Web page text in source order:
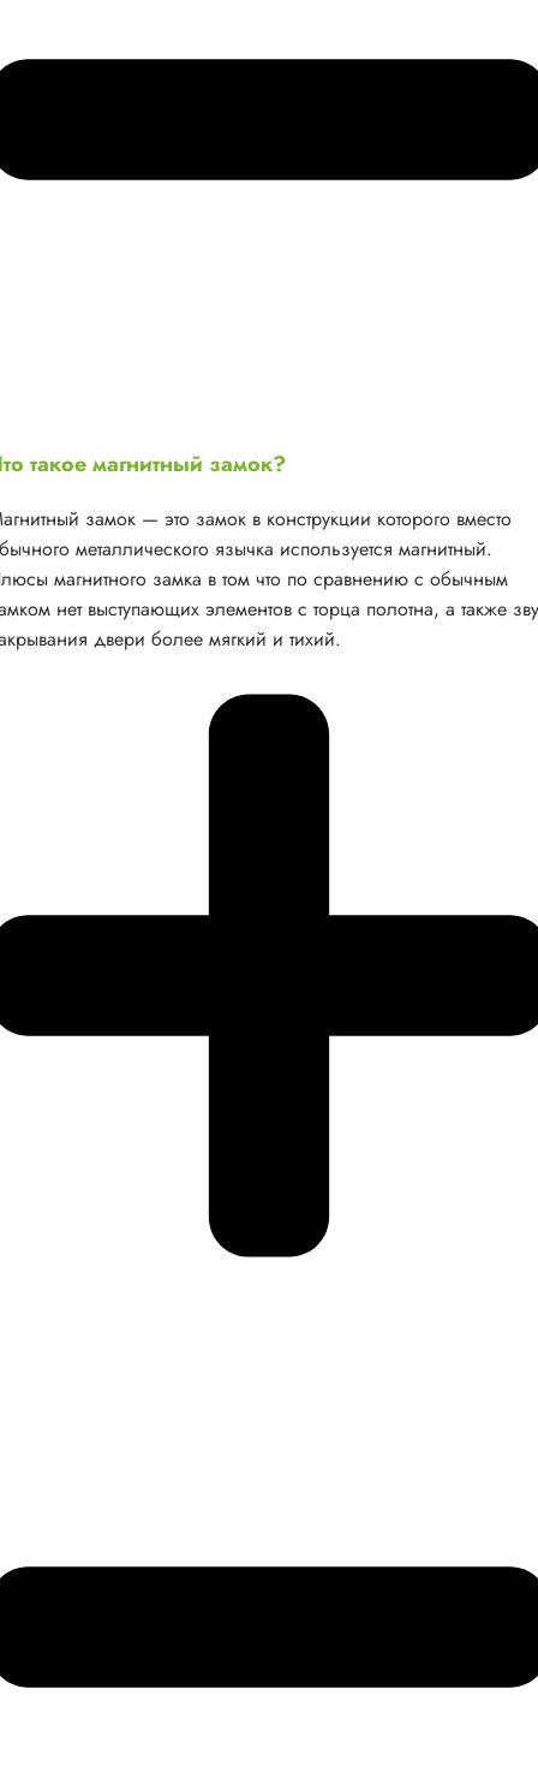
такое магнитный замок?
замок — это замок в конструкции которого вместо
металлического язычка используется магнитный.
магнитного замка в том что по сравнению с обычным
нет выступающих элементов с торца полотна, а также
двери более мягкий и тихий.